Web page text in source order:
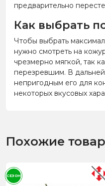
предварительно
Как выбрать
Чтобы выбрать
нужно смотреть на
чрезмерно мягкой, так
перезревшим. В
непригодным его для
некоторых вкусовых
Похожие
СЕЗОН